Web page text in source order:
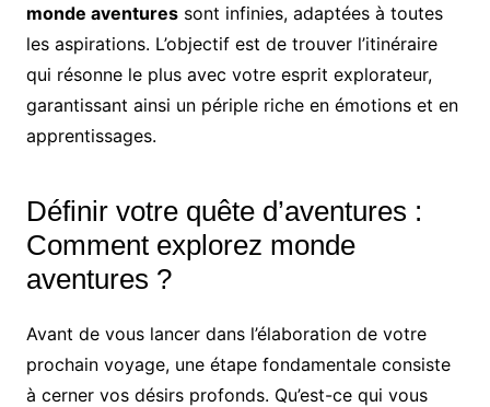
monde aventuressont infinies, adaptées à toutes
les aspirations. L’objectif est de trouver l’itinéraire
qui résonne le plus avec votre esprit explorateur,
garantissant ainsi un périple riche en émotions et en
apprentissages.
Définir votre quête d’aventures :
Comment explorez monde
aventures ?
Avant de vous lancer dans l’élaboration de votre
prochain voyage, une étape fondamentale consiste
à cerner vos désirs profonds. Qu’est-ce qui vous